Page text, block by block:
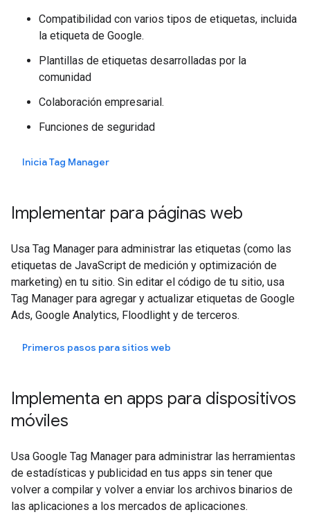
Compatibilidad con varios tipos de etiquetas, incluida
la etiqueta de Google.
Plantillas de etiquetas desarrolladas por la
comunidad
Colaboración empresarial.
Funciones de seguridad
Inicia Tag Manager
Implementar para páginas web
Usa Tag Manager para administrar las etiquetas (como las
etiquetas de JavaScript de medición y optimización de
marketing) en tu sitio. Sin editar el código de tu sitio, usa
Tag Manager para agregar y actualizar etiquetas de Google
Ads, Google Analytics, Floodlight y de terceros.
Primeros pasos para sitios web
Implementa en apps para dispositivos
móviles
Usa Google Tag Manager para administrar las herramientas
de estadísticas y publicidad en tus apps sin tener que
volver a compilar y volver a enviar los archivos binarios de
las aplicaciones a los mercados de aplicaciones.